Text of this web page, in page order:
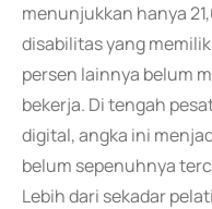
menunjukkan hanya
disabilitas yang
persen lainnya belum
bekerja. Di tengah
digital, angka ini
belum sepenuhnya
Lebih dari sekadar